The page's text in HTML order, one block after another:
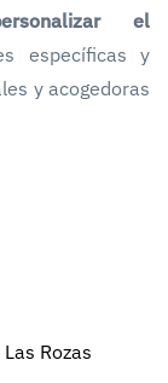
el
específicas y
y acogedoras
Rozas